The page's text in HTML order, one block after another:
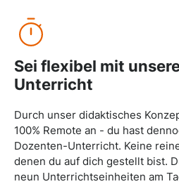
Sei flexibel mit
Unterricht
Durch unser didaktisches
100% Remote an - du hast
Dozenten-Unterricht. Keine
denen du auf dich gestellt bist.
neun Unterrichtseinheiten am